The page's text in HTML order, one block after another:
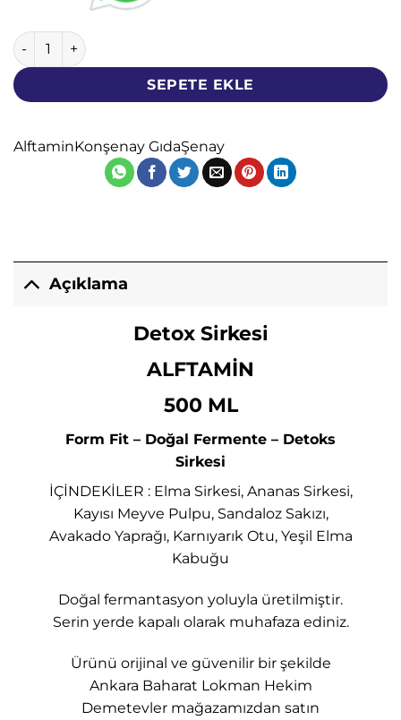
Detox Sirkesi - Alftamin - 500 ML - Detoks Sirkesi adet
SEPETE EKLE
AlftaminKonşenay GıdaŞenay
Açıklama
Detox Sirkesi
ALFTAMİN
500 ML
Form Fit – Doğal Fermente – Detoks
Sirkesi
İÇİNDEKİLER : Elma Sirkesi, Ananas Sirkesi,
Kayısı Meyve Pulpu, Sandaloz Sakızı,
Avakado Yaprağı, Karnıyarık Otu, Yeşil Elma
Kabuğu
Doğal fermantasyon yoluyla üretilmiştir.
Serin yerde kapalı olarak muhafaza ediniz.
Ürünü orijinal ve güvenilir bir şekilde
Ankara Baharat Lokman Hekim
Demetevler mağazamızdan satın